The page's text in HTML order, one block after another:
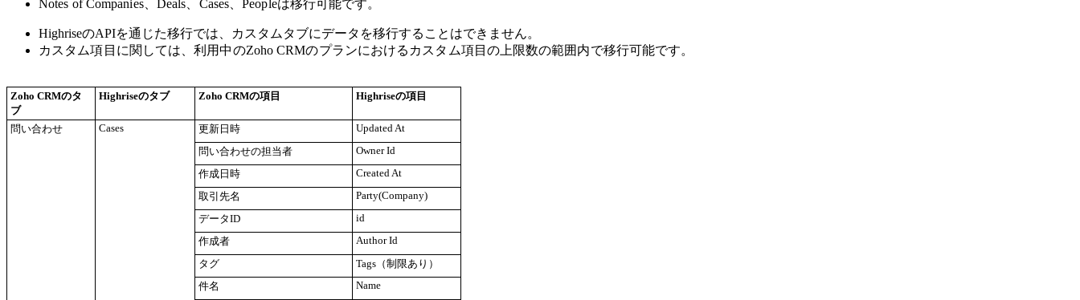
Notes of Companies、Deals、Cases、Peopleは移行可能です。
HighriseのAPIを通じた移行では、カスタムタブにデータを移行することはできません。
カスタム項目に関しては、利用中のZoho CRMのプランにおけるカスタム項目の上限数の範囲内で移行可能です。
Zoho CRMのタ
ブ
Highriseのタブ Zoho CRMの項目 Highriseの項目
問い合わせ Cases 更新日時
Updated At
問い合わせの担当者
Owner Id
作成日時
Created At
取引先名
Party(Company)
データID
id
作成者
Author Id
タグ
Tags（制限あり）
件名
Name